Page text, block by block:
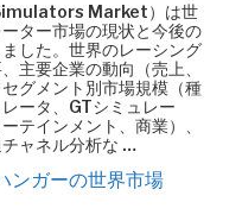
Market）は世
ター市場の現状と今後の
した。世界のレーシング
主要企業の動向（売上、
グメント別市場規模（種
ータ、GTシミュレー
テインメント、商業）、
ャネル分析な …
ンガーの世界市場